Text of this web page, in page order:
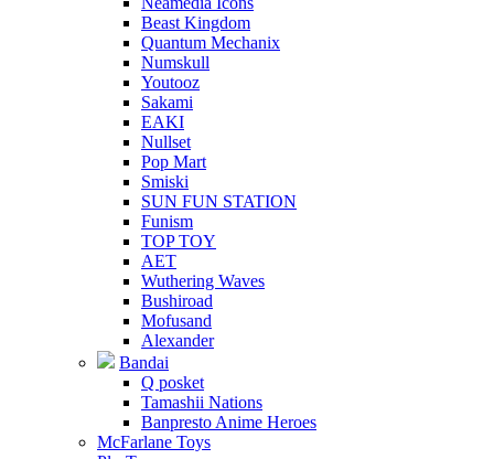
Beast Kingdom
Quantum Mechanix
Numskull
Youtooz
Sakami
EAKI
Nullset
Pop Mart
Smiski
SUN FUN STATION
Funism
TOP TOY
AET
Wuthering Waves
Bushiroad
Mofusand
Alexander
Bandai
Q posket
Tamashii Nations
Banpresto Anime Heroes
McFarlane Toys